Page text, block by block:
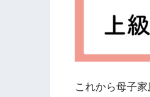
これから母子